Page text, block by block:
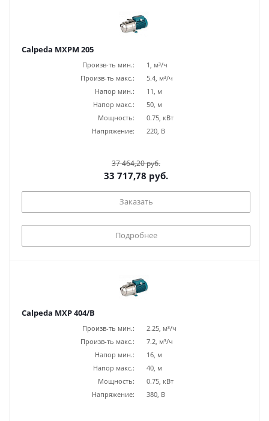
Calpeda MXPM 205
Произв-ть мин.:
1, м³/ч
Произв-ть макс.:
5.4, м³/ч
Напор мин.:
11, м
Напор макс.:
50, м
Мощность:
0.75, кВт
Напряжение:
220, В
37 464,20 руб.
33 717,78 руб.
Заказать
Подробнее
Calpeda MXP 404/B
Произв-ть мин.:
2.25, м³/ч
Произв-ть макс.:
7.2, м³/ч
Напор мин.:
16, м
Напор макс.:
40, м
Мощность:
0.75, кВт
Напряжение:
380, В